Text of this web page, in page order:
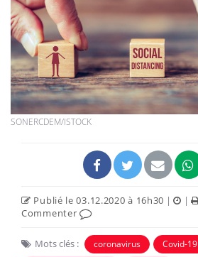
SONERCDEM/ISTOCK
Publié le 03.12.2020 à 16h30 | |
Commenter
Mots clés : coronavirus Covid-19